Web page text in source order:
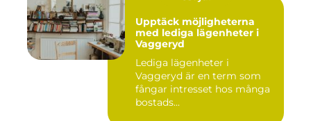
Upptäck möjligheterna
med lediga lägenheter i
Vaggeryd
Lediga lägenheter i
Vaggeryd är en term som
fångar intresset hos många
bostads...